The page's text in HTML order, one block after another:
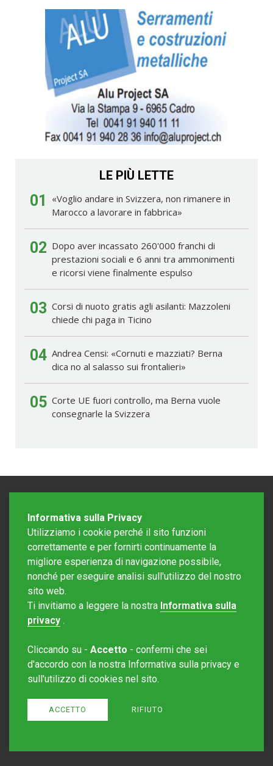
LE PIÙ LETTE
01
«Voglio andare in Svizzera, non rimanere in
Marocco a lavorare in fabbrica»
02 Dopo aver incassato 260'000 franchi di
prestazioni sociali e 6 anni tra ammonimenti
e ricorsi viene finalmente espulso
03 Corsi di nuoto gratis agli asilanti: Mazzoleni
chiede chi paga in Ticino
04 Andrea Censi: «Cornuti e mazziati? Berna
dica no al salasso sui frontalieri»
05 Corte UE fuori controllo, ma Berna vuole
consegnarle la Svizzera
Editore Rotostampa SA
Sito creato daRedesign
Informativa sulla Privacy
Utilizziamo i cookie perché il sito funzioni
correttamente e per fornirti continuamente la
migliore esperienza di navigazione possibile,
nonché per eseguire analisi sull'utilizzo del nostro
sito web.
Ti invitiamo a leggere la nostra Informativa sulla
privacy .
Cliccando su - Accetto - confermi che sei
d'accordo con la nostra Informativa sulla privacy e
sull'utilizzo di cookies nel sito.
ACCETTO RIFIUTO